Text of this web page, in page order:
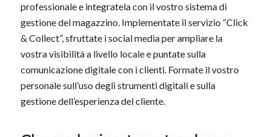
professionale e integratela con il vostro sistema di
gestione del magazzino. Implementate il servizio “Click
& Collect”, sfruttate i social media per ampliare la
vostra visibilità a livello locale e puntate sulla
comunicazione digitale con i clienti. Formate il vostro
personale sull’uso degli strumenti digitali e sulla
gestione dell’esperienza del cliente.